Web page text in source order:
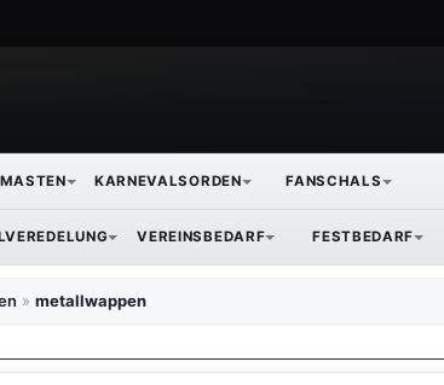
KARNEVALSORDEN FANSCHALS
VEREINSBEDARF FESTBEDARF
» metallwappen